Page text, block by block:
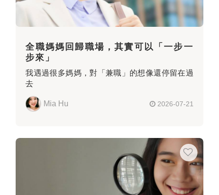
全職媽媽回歸職場，其實可以「一步一
步來」
我遇過很多媽媽，對「兼職」的想像還停留在過
去
Mia Hu 2026-07-21